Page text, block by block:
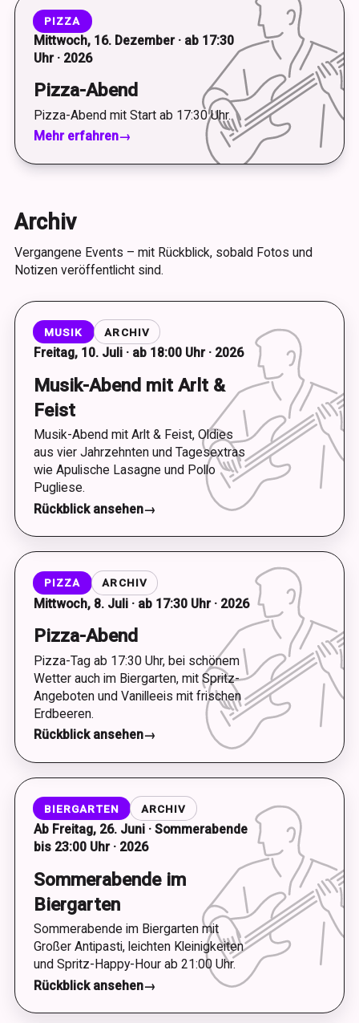
PIZZA
Mittwoch, 16. Dezember · ab 17:30
Uhr · 2026
Pizza-Abend
Pizza-Abend mit Start ab 17:30 Uhr.
Mehr erfahren→
Archiv
Vergangene Events – mit Rückblick, sobald Fotos und
Notizen veröffentlicht sind.
MUSIK ARCHIV
Freitag, 10. Juli · ab 18:00 Uhr · 2026
Musik-Abend mit Arlt &
Feist
Musik-Abend mit Arlt & Feist, Oldies
aus vier Jahrzehnten und Tagesextras
wie Apulische Lasagne und Pollo
Pugliese.
Rückblick ansehen→
PIZZA ARCHIV
Mittwoch, 8. Juli · ab 17:30 Uhr · 2026
Pizza-Abend
Pizza-Tag ab 17:30 Uhr, bei schönem
Wetter auch im Biergarten, mit Spritz-
Angeboten und Vanilleeis mit frischen
Erdbeeren.
Rückblick ansehen→
BIERGARTEN ARCHIV
Ab Freitag, 26. Juni · Sommerabende
bis 23:00 Uhr · 2026
Sommerabende im
Biergarten
Sommerabende im Biergarten mit
Großer Antipasti, leichten Kleinigkeiten
und Spritz-Happy-Hour ab 21:00 Uhr.
Rückblick ansehen→